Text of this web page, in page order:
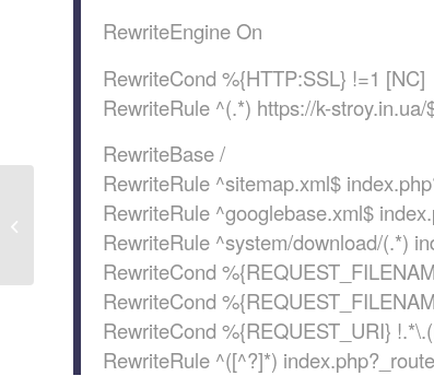
RewriteEngine On
RewriteCond %{HTTP:SSL} !=1 [NC]
RewriteRule ^(.*) https://k-stroy.in.ua/
RewriteBase /
RewriteRule ^sitemap.xml$
RewriteRule ^googlebase.xml$
RewriteRule ^system/download/(.*)
RewriteCond
RewriteCond
RewriteCond %{REQUEST_URI}
RewriteRule ^([^?]*)
Закрыть отображение
пользователей...